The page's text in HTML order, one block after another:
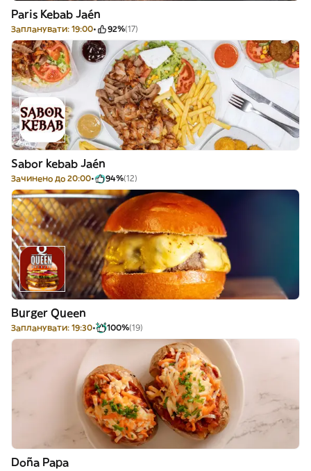
Paris Kebab Jaén
Запланувати: 19:00 92%(17)
Sabor kebab Jaén
Зачинено до 20:00 94%(12)
Burger Queen
Запланувати: 19:30 100%(19)
Doña Papa